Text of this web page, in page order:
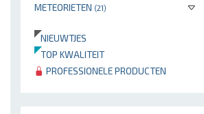
METEORIETEN (21)
NIEUWTJES
TOP KWALITEIT
PROFESSIONELE PRODUCTEN